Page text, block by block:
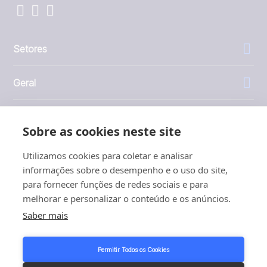
Sobre as cookies neste site
Utilizamos cookies para coletar e analisar
informações sobre o desempenho e o uso do site,
para fornecer funções de redes sociais e para
melhorar e personalizar o conteúdo e os anúncios.
Saber mais
Permitir Todos os Cookies
Setores
Geral
Investidores
1999 - 2026 © JBT Marel
Política de Privacidade e Cookies